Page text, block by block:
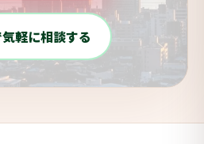
軽に相談する